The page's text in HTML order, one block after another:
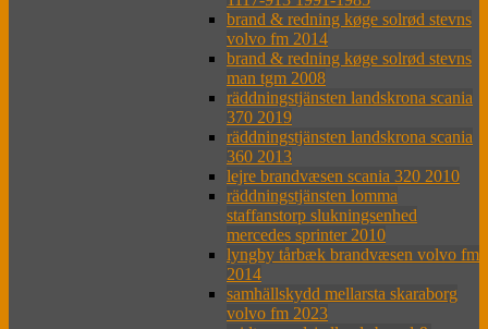
brand & redning køge solrød stevns
volvo fm 2014
brand & redning køge solrød stevns
man tgm 2008
räddningstjänsten landskrona scania
370 2019
räddningstjänsten landskrona scania
360 2013
lejre brandvæsen scania 320 2010
räddningstjänsten lomma
staffanstorp slukningsenhed
mercedes sprinter 2010
lyngby tårbæk brandvæsen volvo fm
2014
samhällskydd mellarsta skaraborg
volvo fm 2023